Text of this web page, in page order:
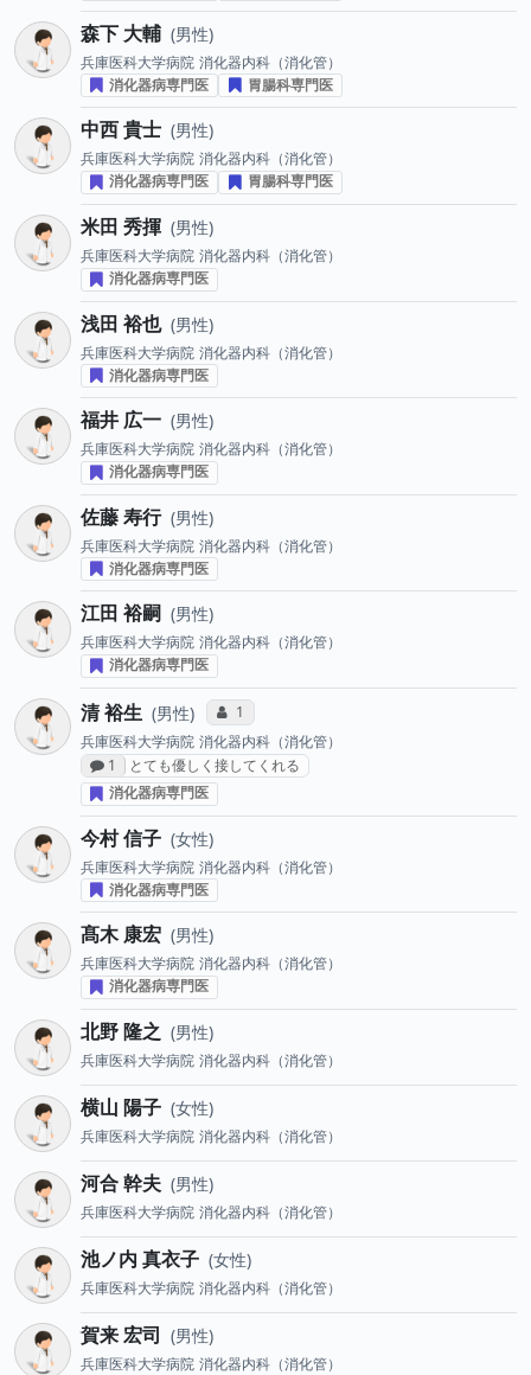
森下 大輔 男性
兵庫医科大学病院 消化器内科（消化管）
消化器病専門医
胃腸科専門医
中西 貴士 男性
兵庫医科大学病院 消化器内科（消化管）
消化器病専門医
胃腸科専門医
米田 秀揮 男性
兵庫医科大学病院 消化器内科（消化管）
消化器病専門医
浅田 裕也 男性
兵庫医科大学病院 消化器内科（消化管）
消化器病専門医
福井 広一 男性
兵庫医科大学病院 消化器内科（消化管）
消化器病専門医
佐藤 寿行 男性
兵庫医科大学病院 消化器内科（消化管）
消化器病専門医
江田 裕嗣 男性
兵庫医科大学病院 消化器内科（消化管）
消化器病専門医
清 裕生 男性 コミュニケーション・タイプ投票数
1
兵庫医科大学病院 消化器内科（消化管）
感想投稿数
1
とても優しく接してくれる
消化器病専門医
今村 信子 女性
兵庫医科大学病院 消化器内科（消化管）
消化器病専門医
髙木 康宏 男性
兵庫医科大学病院 消化器内科（消化管）
消化器病専門医
北野 隆之 男性
兵庫医科大学病院 消化器内科（消化管）
横山 陽子 女性
兵庫医科大学病院 消化器内科（消化管）
河合 幹夫 男性
兵庫医科大学病院 消化器内科（消化管）
池ノ内 真衣子 女性
兵庫医科大学病院 消化器内科（消化管）
賀来 宏司 男性
兵庫医科大学病院 消化器内科（消化管）